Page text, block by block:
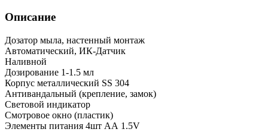
Описание
Дозатор мыла, настенный монтаж
Автоматический, ИК-Датчик
Наливной
Дозирование 1-1.5 мл
Корпус металлический SS 304
Антивандальный (крепление, замок)
Световой индикатор
Смотровое окно (пластик)
Элементы питания 4шт АА 1.5V